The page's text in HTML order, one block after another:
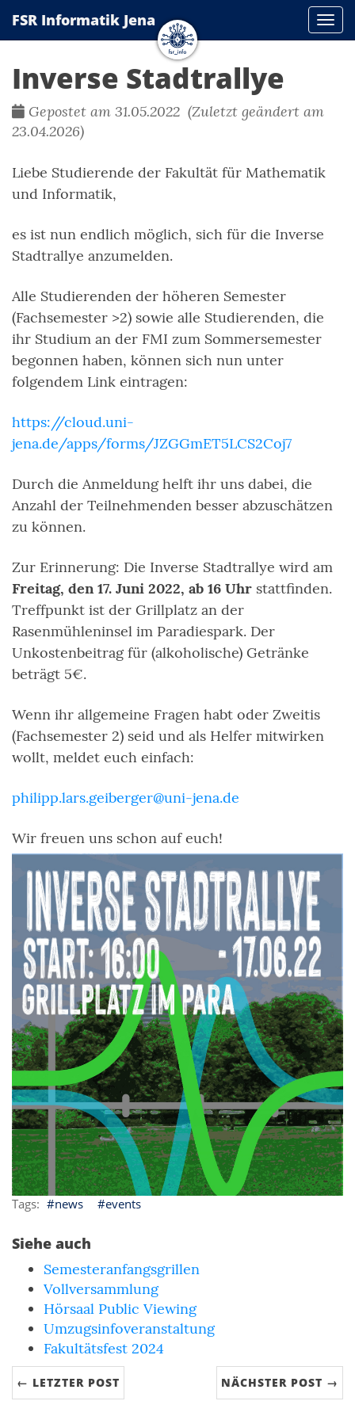
FSR Informatik Jena
Inverse Stadtrallye
Gepostet am 31.05.2022 (Zuletzt geändert am
23.04.2026)
Liebe Studierende der Fakultät für Mathematik
und Informatik,
es ist nun endlich möglich, sich für die Inverse
Stadtrallye anzumelden.
Alle Studierenden der höheren Semester
(Fachsemester >2) sowie alle Studierenden, die
ihr Studium an der FMI zum Sommersemester
begonnen haben, können sich nun unter
folgendem Link eintragen:
https://cloud.uni-
jena.de/apps/forms/JZGGmET5LCS2Coj7
Durch die Anmeldung helft ihr uns dabei, die
Anzahl der Teilnehmenden besser abzuschätzen
zu können.
Zur Erinnerung: Die Inverse Stadtrallye wird am
Freitag, den 17. Juni 2022, ab 16 Uhr stattfinden.
Treffpunkt ist der Grillplatz an der
Rasenmühleninsel im Paradiespark. Der
Unkostenbeitrag für (alkoholische) Getränke
beträgt 5€.
Wenn ihr allgemeine Fragen habt oder Zweitis
(Fachsemester 2) seid und als Helfer mitwirken
wollt, meldet euch einfach:
philipp.lars.geiberger@uni-jena.de
Wir freuen uns schon auf euch!
news events
Siehe auch
Semesteranfangsgrillen
Vollversammlung
Hörsaal Public Viewing
Umzugsinfoveranstaltung
Fakultätsfest 2024
← LETZTER POST NÄCHSTER POST →